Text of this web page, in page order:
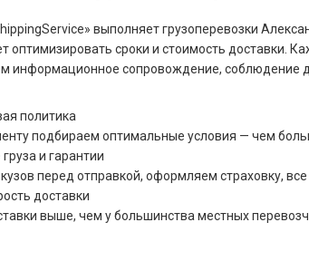
выполняет грузоперевозки
оптимизировать сроки и стоимость доставки.
информационное сопровождение, соблюдение
политика
подбираем оптимальные условия — чем
и гарантии
перед отправкой, оформляем страховку,
доставки
выше, чем у большинства местных